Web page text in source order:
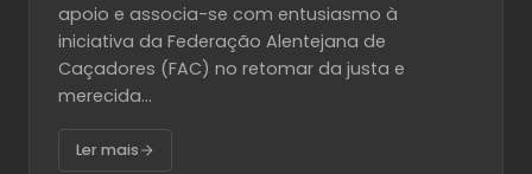
apoio e associa-se com entusiasmo à
iniciativa da Federação Alentejana de
Caçadores (FAC) no retomar da justa e
merecida...
Ler mais